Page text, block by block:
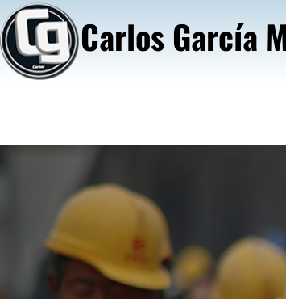
Saltar
al
contenido
Carlos García